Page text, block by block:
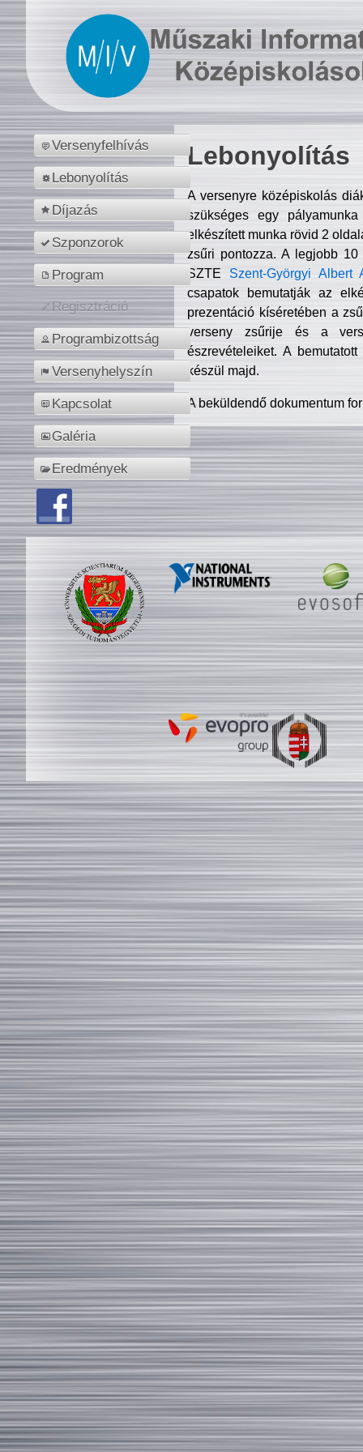
Versenyfelhívás
Lebonyolítás
Díjazás
Szponzorok
Program
Regisztráció
Programbizottság
Versenyhelyszín
Kapcsolat
Galéria
Eredmények
Lebonyolítás
A versenyre középiskolás
szükséges egy
elkészített munka rövid 2
zsűri pontozza. A legjobb
SZTE Szent-Györgyi Albert
csapatok bemutatják az
prezentáció kíséretében a
verseny zsűrije és a
észrevételeiket. A
készül majd.
A beküldendő dokumentum